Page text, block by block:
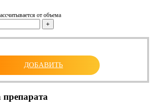
от объема
+
₽.
ДОБАВИТЬ